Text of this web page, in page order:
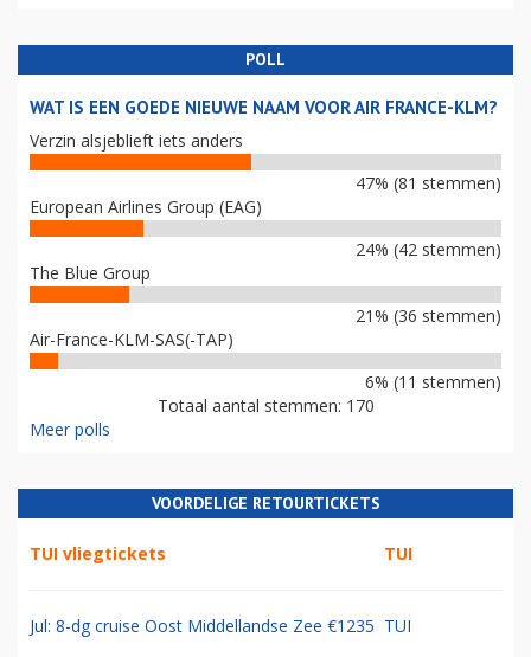
POLL
WAT IS EEN GOEDE NIEUWE NAAM VOOR AIR FRANCE-KLM?
Verzin alsjeblieft iets anders
47% (81 stemmen)
European Airlines Group (EAG)
24% (42 stemmen)
The Blue Group
21% (36 stemmen)
Air-France-KLM-SAS(-TAP)
6% (11 stemmen)
Totaal aantal stemmen: 170
Meer polls
VOORDELIGE RETOURTICKETS
TUI vliegtickets TUI
Jul: 8-dg cruise Oost Middellandse Zee €1235 TUI